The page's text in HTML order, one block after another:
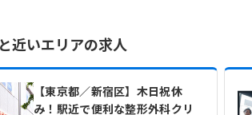
近いエリアの求人
【東京都／新宿区】木日祝休
み！駅近で便利な整形外科クリ